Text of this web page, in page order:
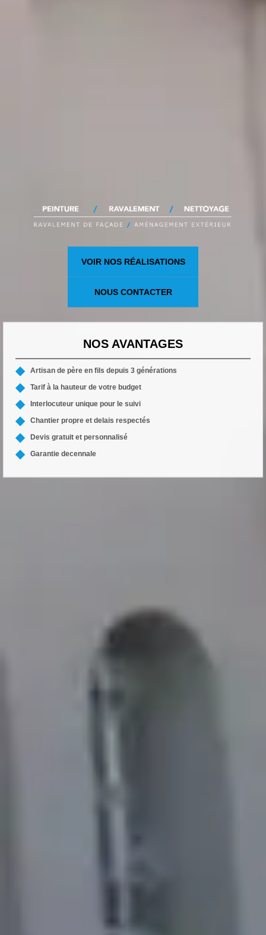
VOIR NOS RÉALISATIONS
NOUS CONTACTER
NOS AVANTAGES
Artisan de père en fils depuis 3 générations
Tarif à la hauteur de votre budget
Interlocuteur unique pour le suivi
Chantier propre et delais respectés
Devis gratuit et personnalisé
Garantie decennale